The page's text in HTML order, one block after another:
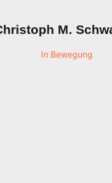
M.
In Bewegung